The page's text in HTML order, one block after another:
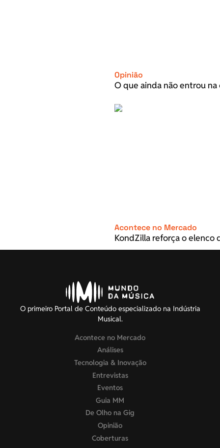
Opinião
O que ainda não entrou
Acontece no Mercado
KondZilla reforça o elenco
O primeiro Portal de Conteúdo especializado na Indústria
Musical.
Acontece no Mercado
Análises
Tecnologia & Inovação
Entrevistas
Eventos
Guia MM
De Olho na Gig
Opinião
Coberturas